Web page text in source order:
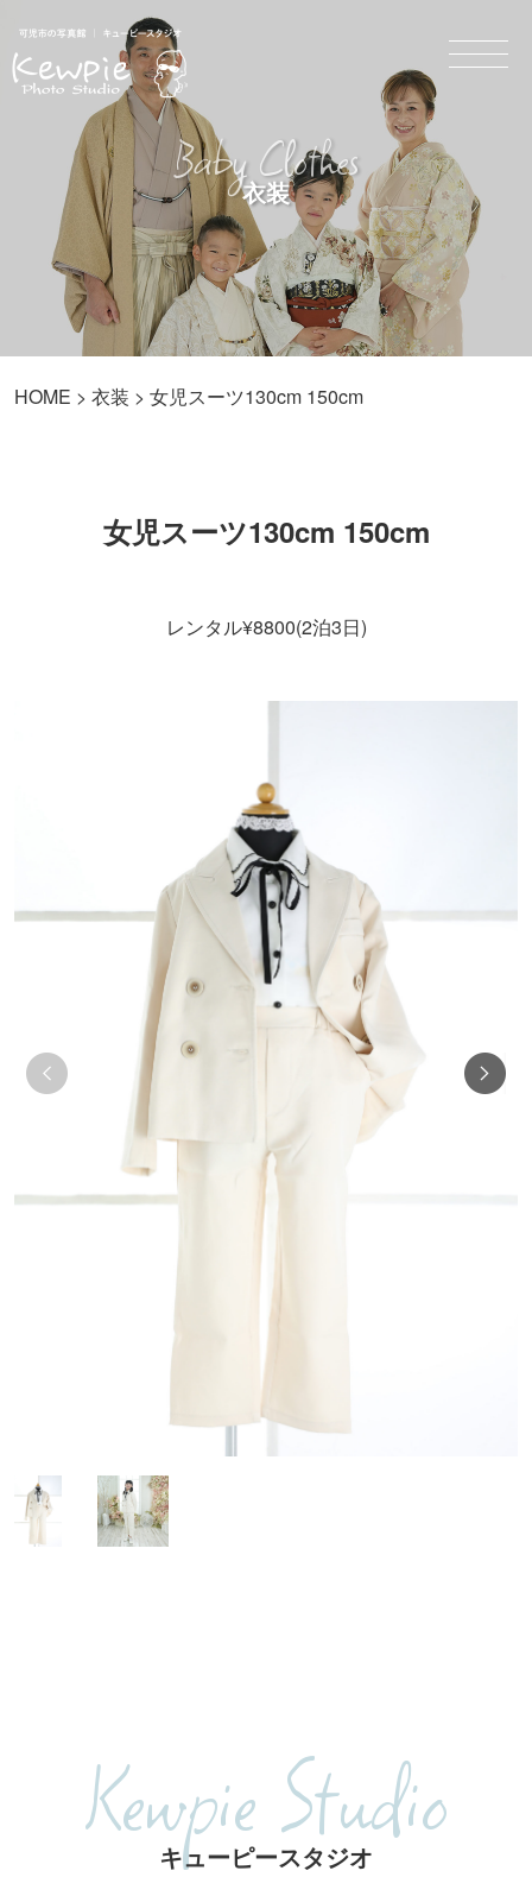
Baby Clothes
衣装
HOME > 衣装 > 女児スーツ130cm 150cm
女児スーツ130cm 150cm
レンタル¥8800(2泊3日)
Kewpie Studio
キューピースタジオ